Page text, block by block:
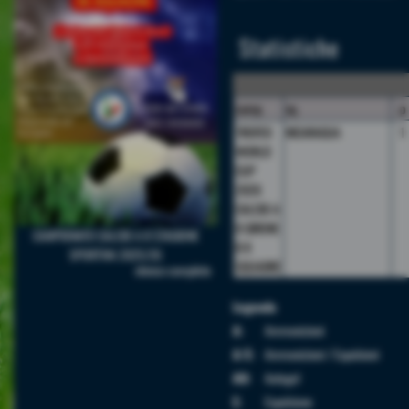
CAMPIONATO CALCIO A 8 STAGIONE
SPORTIVA 2025/26
elenco completo
Statistiche
camp. sq.
p
TROFEO
WORLD
CUP
2026
CALCIO A
8 GIRONE
B 8
SQUADRE
NICARAGUA
Legenda
A:
Ammonizioni
A/E:
Ammonizioni / Espulsioni
AU:
Autogol
E:
Espulsione